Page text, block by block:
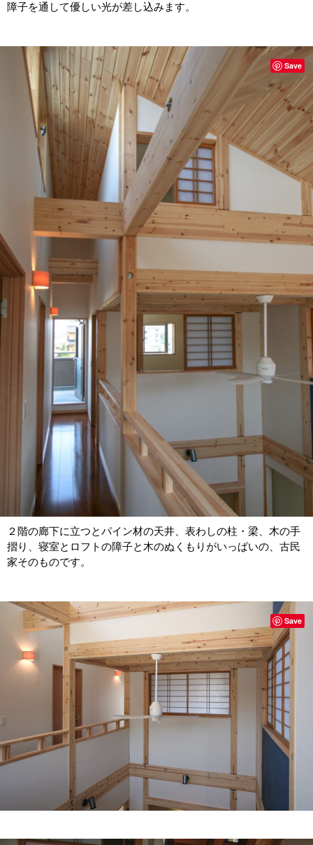
障子を通して優しい光が差し込みます。
２階の廊下に立つとパイン材の天井、表わしの柱・梁、木の手
摺り、寝室とロフトの障子と木のぬくもりがいっぱいの、古民
家そのものです。
Save
Save